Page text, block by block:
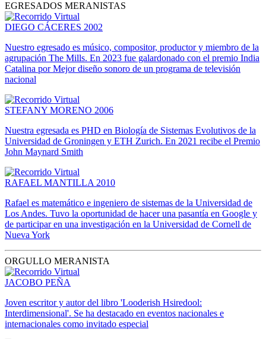
EGRESADOS MERANISTAS
DIEGO CÁCERES 2002
Nuestro egresado es músico, compositor, productor y miembro de la
agrupación The Mills. En 2023 fue galardonado con el premio India
Catalina por Mejor diseño sonoro de un programa de televisión
nacional
STEFANY MORENO 2006
Nuestra egresada es PHD en Biología de Sistemas Evolutivos de la
Universidad de Groningen y ETH Zurich. En 2021 recibe el Premio
John Maynard Smith
RAFAEL MANTILLA 2010
Rafael es matemático e ingeniero de sistemas de la Universidad de
Los Andes. Tuvo la oportunidad de hacer una pasantía en Google y
de participar en una investigación en la Universidad de Cornell de
Nueva York
ORGULLO MERANISTA
JACOBO PEÑA
Joven escritor y autor del libro 'Looderish Hsiredool:
Interdimensional'. Se ha destacado en eventos nacionales e
internacionales como invitado especial